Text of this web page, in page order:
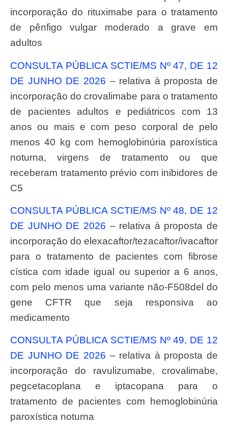
incorporação do rituximabe para o tratamento
de pênfigo vulgar moderado a grave em
adultos
CONSULTA PÚBLICA SCTIE/MS Nº 47, DE 12
DE JUNHO DE 2026 – relativa à proposta de
incorporação do crovalimabe para o tratamento
de pacientes adultos e pediátricos com 13
anos ou mais e com peso corporal de pelo
menos 40 kg com hemoglobinúria paroxística
noturna, virgens de tratamento ou que
receberam tratamento prévio com inibidores de
C5
CONSULTA PÚBLICA SCTIE/MS Nº 48, DE 12
DE JUNHO DE 2026 – relativa à proposta de
incorporação do elexacaftor/tezacaftor/ivacaftor
para o tratamento de pacientes com fibrose
cística com idade igual ou superior a 6 anos,
com pelo menos uma variante não-F508del do
gene CFTR que seja responsiva ao
medicamento
CONSULTA PÚBLICA SCTIE/MS Nº 49, DE 12
DE JUNHO DE 2026 – relativa à proposta de
incorporação do ravulizumabe, crovalimabe,
pegcetacoplana e iptacopana para o
tratamento de pacientes com hemoglobinúria
paroxística noturna